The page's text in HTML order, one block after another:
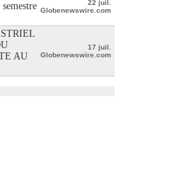
22 juil.
Globenewswire.com
AU
17 juil.
Globenewswire.com